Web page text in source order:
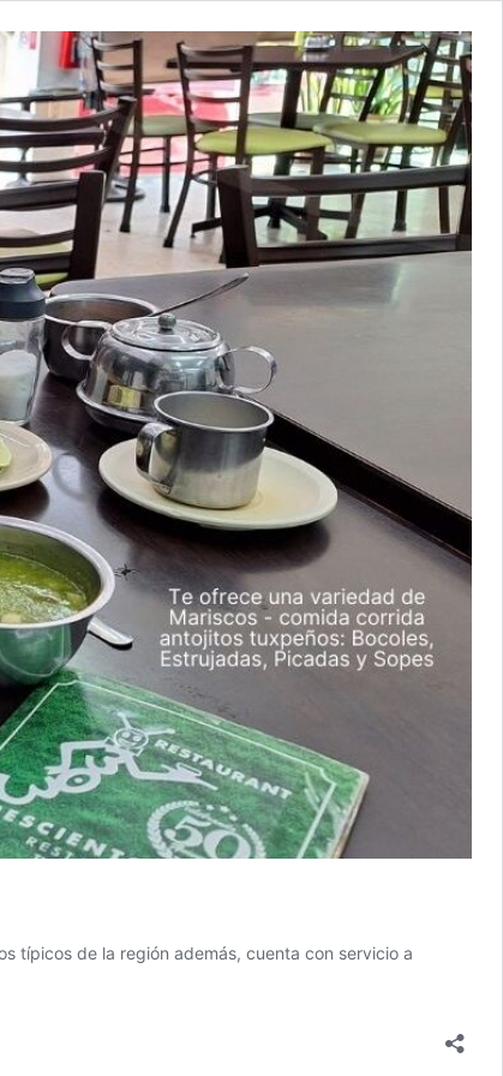
típicos de la región además, cuenta con servicio a